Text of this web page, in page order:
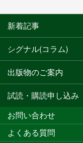
新着記事
シグナル(コラム)
出版物のご案内
試読・購読申し込み
お問い合わせ
よくある質問